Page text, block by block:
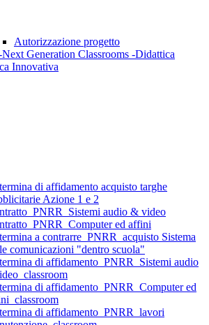
Autorizzazione progetto
Generation Classrooms -Didattica
Innovativa
di affidamento acquisto targhe
Azione 1 e 2
audio & video
ed affini
a contrarre_PNRR_acquisto Sistema
comunicazioni "dentro scuola"
di affidamento_PNRR_Sistemi audio
di affidamento_PNRR_Computer ed
di affidamento_PNRR_lavori